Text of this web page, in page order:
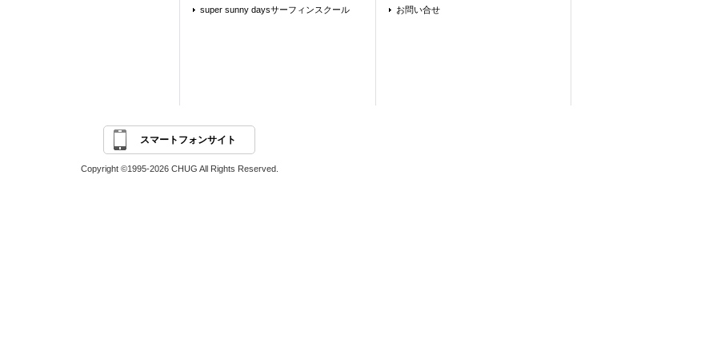
super sunny daysサーフィンスクール お問い合せ
スマートフォンサイト
Copyright ©1995-2026 CHUG All Rights Reserved.